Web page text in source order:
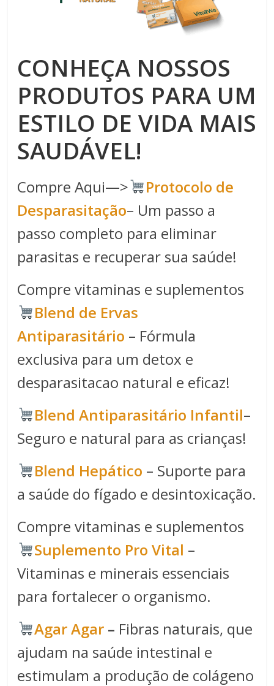
CONHEÇA NOSSOS
PRODUTOS PARA UM
ESTILO DE VIDA MAIS
SAUDÁVEL!
Compre Aqui—>
Protocolo de
Desparasitação– Um passo a
passo completo para eliminar
parasitas e recuperar sua saúde!
Compre vitaminas e suplementos
Blend de Ervas
Antiparasitário – Fórmula
exclusiva para um detox e
desparasitacao natural e eficaz!
Blend Antiparasitário Infantil–
Seguro e natural para as crianças!
Blend Hepático – Suporte para
a saúde do fígado e desintoxicação.
Compre vitaminas e suplementos
Suplemento Pro Vital –
Vitaminas e minerais essenciais
para fortalecer o organismo.
Agar Agar– Fibras naturais, que
ajudam na saúde intestinal e
estimulam a produção de colágeno